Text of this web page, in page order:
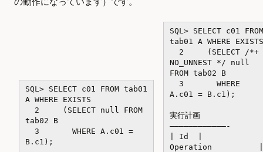
SQL> SELECT c01 FROM tab01
A WHERE EXISTS
2 (SELECT null FROM
tab02 B
3 WHERE A.c01 =
B.c1);
SQL> SELECT c01 FROM
tab01 A WHERE EXISTS
2 (SELECT /*+
NO_UNNEST */ null
FROM tab02 B
3 WHERE
A.c01 = B.c1);
実行計画
————————————-
| Id |
Operation |